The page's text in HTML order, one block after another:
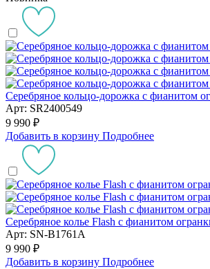
Серебряное кольцо-дорожка с фианитом
Арт: SR2400549
9 990 ₽
Добавить в корзину Подробнее
Серебряное колье Flash с фианитом
Арт: SN-B1761A
9 990 ₽
Добавить в корзину Подробнее